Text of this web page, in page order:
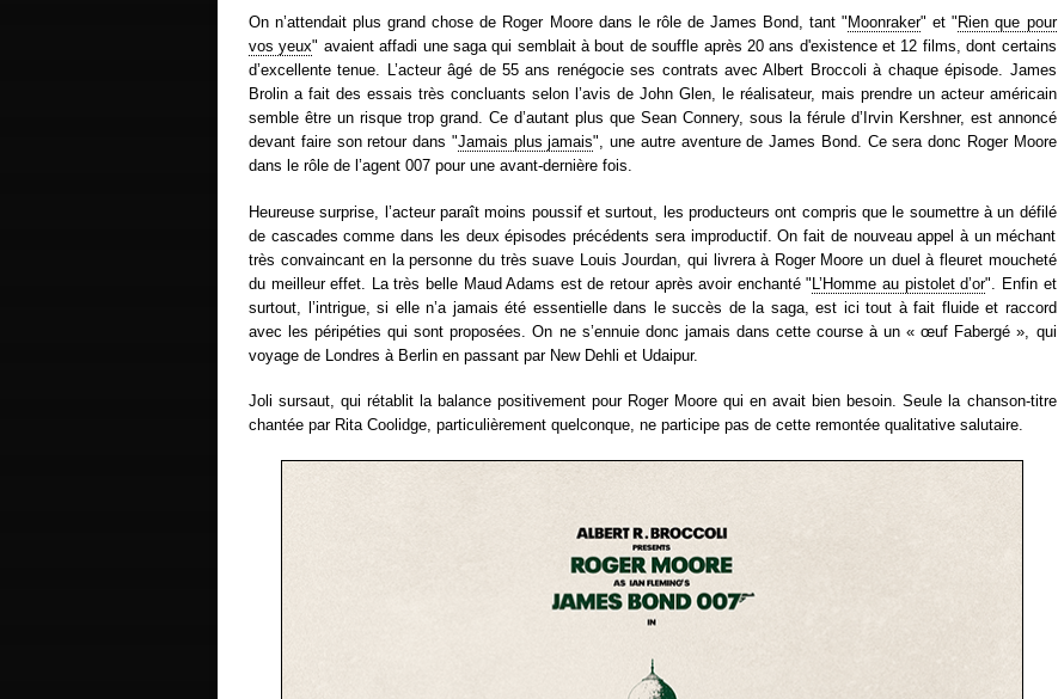
On n’attendait plus grand chose de Roger Moore dans le rôle de James Bond, tant " Moonraker" et " Rien que pour
vos yeux" avaient affadi une saga qui semblait à bout de souffle après 20 ans d'existence et 12 films, dont certains
d’excellente tenue. L’acteur âgé de 55 ans renégocie ses contrats avec Albert Broccoli à chaque épisode. James
Brolin a fait des essais très concluants selon l’avis de John Glen, le réalisateur, mais prendre un acteur américain
semble être un risque trop grand. Ce d’autant plus que Sean Connery, sous la férule d’Irvin Kershner, est annoncé
devant faire son retour dans "Jamais plus jamais", une autre aventure de James Bond. Ce sera donc Roger Moore
dans le rôle de l’agent 007 pour une avant-dernière fois.
Heureuse surprise, l’acteur paraît moins poussif et surtout, les producteurs ont compris que le soumettre à un défilé
de cascades comme dans les deux épisodes précédents sera improductif. On fait de nouveau appel à un méchant
très convaincant en la personne du très suave Louis Jourdan, qui livrera à Roger Moore un duel à fleuret moucheté
du meilleur effet. La très belle Maud Adams est de retour après avoir enchanté " L’Homme au pistolet d’or". Enfin et
surtout, l’intrigue, si elle n’a jamais été essentielle dans le succès de la saga, est ici tout à fait fluide et raccord
avec les péripéties qui sont proposées. On ne s’ennuie donc jamais dans cette course à un « œuf Fabergé », qui
voyage de Londres à Berlin en passant par New Dehli et Udaipur.
Joli sursaut, qui rétablit la balance positivement pour Roger Moore qui en avait bien besoin. Seule la chanson-titre
chantée par Rita Coolidge, particulièrement quelconque, ne participe pas de cette remontée qualitative salutaire.